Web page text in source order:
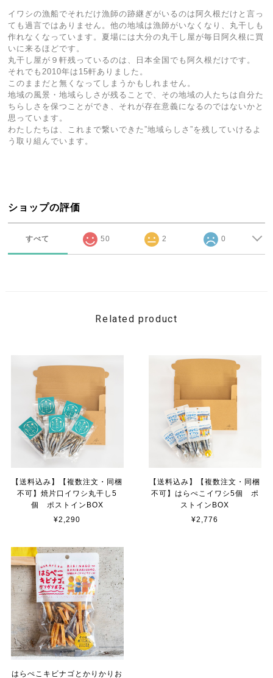
イワシの漁船でそれだけ漁師の跡継ぎがいるのは阿久根だけと言っ
ても過言ではありません。他の地域は漁師がいなくなり、丸干しも
作れなくなっています。夏場には大分の丸干し屋が毎日阿久根に買
いに来るほどです。
丸干し屋が９軒残っているのは、日本全国でも阿久根だけです。
それでも2010年は15軒ありました。
このままだと無くなってしまうかもしれません。
地域の風景・地域らしさが残ることで、その地域の人たちは自分た
ちらしさを保つことができ、それが存在意義になるのではないかと
思っています。
わたしたちは、これまで繋いできた”地域らしさ”を残していけるよ
う取り組んでいます。
ショップの評価
すべて 50 2 0
Related product
【送料込み】【複数注文・同梱
不可】焼片口イワシ丸干し5
個 ポストインBOX
¥2,290
【送料込み】【複数注文・同梱
不可】はらぺこイワシ5個 ポ
ストインBOX
¥2,776
はらぺこキビナゴとかりかりお